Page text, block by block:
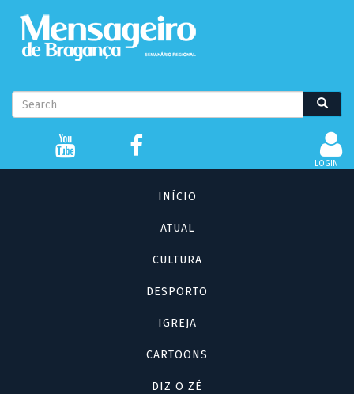
para
conteúdo
Formulário
pesquisa
Search Search
LOGIN
INÍCIO
ATUAL
CULTURA
DESPORTO
IGREJA
CARTOONS
DIZ O ZÉ